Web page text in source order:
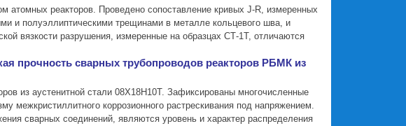
реакторов. Проведено сопоставление кривых J-R, измеренных
и полуэллиптическими трещинами в металле кольцевого шва, и
вязкости разрушения, измеренные на образцах СТ-1Т, отличаются
сварных трубопроводов реакторов РБМК из
из аустенитной стали 08Х18Н10Т. Зафиксированы многочисленные
межкристиллитного коррозионного растрескивания под напряжением.
сварных соединений, являются уровень и характер распределения